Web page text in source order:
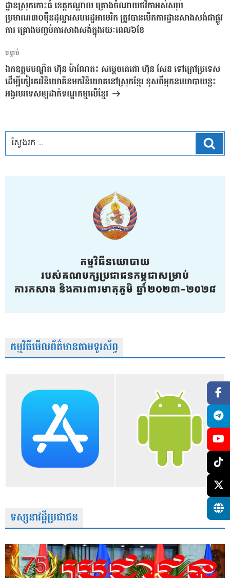
ដ្ឋានស្រុកកោះធំ ខេត្តកណ្តាល គ្រោងចំណាយថវិកាអស់សរុប
ប្រមាណ៣០ម៉ឺនដុល្លារសហរដ្ឋអាមេរិក ត្រូវបានបើកការដ្ឋានសាងសង់ជាផ្លូវ
ការ គ្រោងបញ្ចប់ការសាងសង់ក្នុងរយៈពេល៦ខែ
អត្ថបទ
បន្ទាប់
បន្ទាប់
ឯកឧត្តមបណ្ឌិត ហ៊ុន ម៉ាណែត៖ សម្ដេចតេជោ ហ៊ុន សែន ទៅក្រៅប្រទេស
ដើម្បីកៀរគរ​វិនិយោគិនមក​វិនិយោគនៅស្រុកខ្មែរ ខុសពីអ្នកនយោបាយខ្លះ ​
អង្វរបរទេសឲ្យដាក់ទណ្ឌកម្មលើខ្មែរ
កម្មវិធីមើលព័ត៌មានតាមទូរស័ព្វ
ទស្សនាវដ្តីប្រជាជន